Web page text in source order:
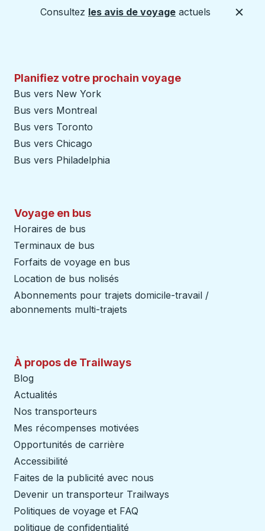
Consultez les avis de voyage actuels
Planifiez votre prochain voyage
Bus vers New York
Bus vers Montreal
Bus vers Toronto
Bus vers Chicago
Bus vers Philadelphia
Voyage en bus
Horaires de bus
Terminaux de bus
Forfaits de voyage en bus
Location de bus nolisés
Abonnements pour trajets domicile-travail /
abonnements multi-trajets
À propos de Trailways
Blog
Actualités
Nos transporteurs
Mes récompenses motivées
Opportunités de carrière
Accessibilité
Faites de la publicité avec nous
Devenir un transporteur Trailways
Politiques de voyage et FAQ
politique de confidentialité